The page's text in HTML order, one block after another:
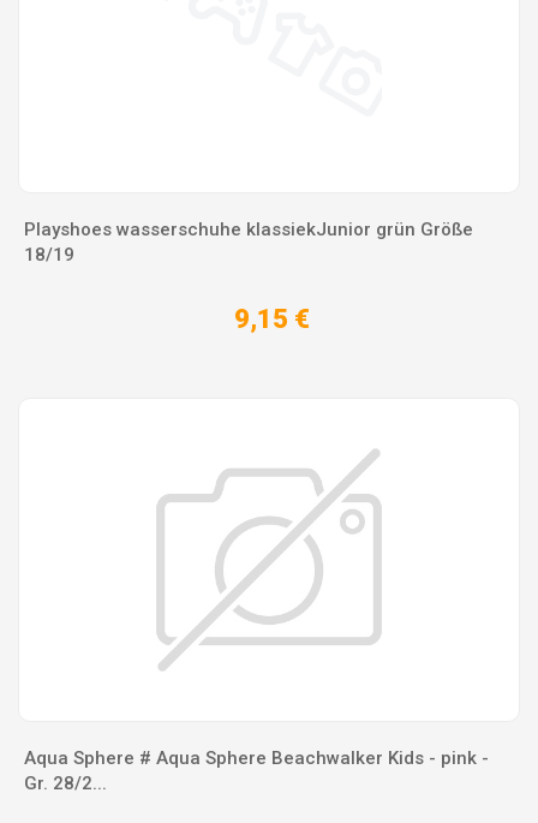
Playshoes wasserschuhe klassiekJunior grün Größe
18/19
9,15 €
Aqua Sphere # Aqua Sphere Beachwalker Kids - pink -
Gr. 28/2...